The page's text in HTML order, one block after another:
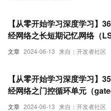
文章 2024-06-13 来自：开发者社区
【从零开始学习深度学习】
经网络之长短期记忆网络（
Pytorch实现LSTM并进行训练
文章 2024-06-13 来自：开发者社区
【从零开始学习深度学习】
经网络之门控循环单元（
unit，GRU）介绍、Pytorch